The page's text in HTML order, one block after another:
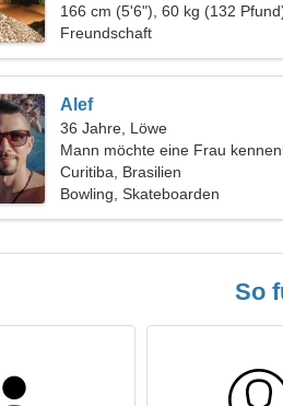
Tauchen
166 cm (5'6"), 60 kg (132
Freundschaft
Alef
36 Jahre, Löwe
Mann möchte eine Frau
Curitiba, Brasilien
Bowling, Skateboarden
So